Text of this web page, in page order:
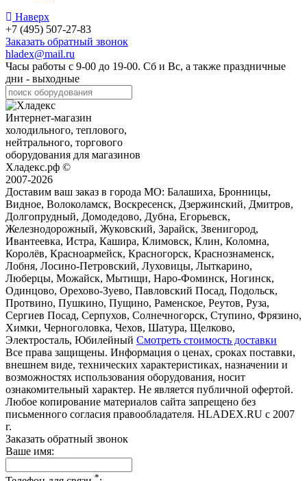
Наверх
+7 (495) 507-27-83
Заказать обратный звонок
hladex@mail.ru
Часы работы с 9-00 до 19-00. Сб и Вс, а также праздничные
дни - выходные
Интернет-магазин
холодильного, теплового,
нейтрального, торгового
оборудования для магазинов
Хладекс.рф ©
2007-2026
Доставим ваш заказ в города МО: Балашиха, Бронницы,
Видное, Волоколамск, Воскресенск, Дзержинский, Дмитров,
Долгопрудный, Домодедово, Дубна, Егорьевск,
Железнодорожный, Жуковский, Зарайск, Звенигород,
Ивантеевка, Истра, Кашира, Климовск, Клин, Коломна,
Королёв, Красноармейск, Красногорск, Краснознаменск,
Лобня, Лосино-Петровский, Луховицы, Лыткарино,
Люберцы, Можайск, Мытищи, Наро-Фоминск, Ногинск,
Одинцово, Орехово-Зуево, Павловский Посад, Подольск,
Протвино, Пушкино, Пущино, Раменское, Реутов, Руза,
Сергиев Посад, Серпухов, Солнечногорск, Ступино, Фрязино,
Химки, Черноголовка, Чехов, Шатура, Щелково,
Электросталь, Юбилейный Смотреть стоимость доставки
Все права защищены. Информация о ценах, сроках поставки,
внешнем виде, технических характеристиках, назначении и
возможностях использования оборудования, носит
ознакомительный характер. Не является публичной офертой.
Любое копирование материалов сайта запрещено без
письменного согласия правообладателя. HLADEX.RU c 2007
г.
Заказать обратный звонок
Ваше имя:
*